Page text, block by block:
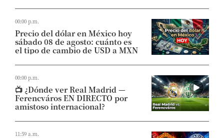
00:00 p.m.
Precio del dólar en México hoy
sábado 08 de agosto: cuánto es
el tipo de cambio de USD a MXN
00:00 p.m.
📺​ ¿Dónde ver Real Madrid —
Ferencváros EN DIRECTO por
amistoso internacional?
11:59 a.m.